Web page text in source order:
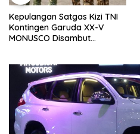
Kepulangan Satgas Kizi TNI
Kontingen Garuda XX-V
MONUSCO Disambut